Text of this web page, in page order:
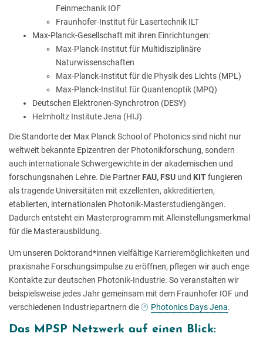
Feinmechanik IOF
Fraunhofer-Institut für Lasertechnik ILT
Max-Planck-Gesellschaft mit ihren Einrichtungen:
Max-Planck-Institut für Multidisziplinäre
Naturwissenschaften
Max-Planck-Institut für die Physik des Lichts (MPL)
Max-Planck-Institut für Quantenoptik (MPQ)
Deutschen Elektronen-Synchrotron (DESY)
Helmholtz Institute Jena (HIJ)
Die Standorte der Max Planck School of Photonics sind nicht nur
weltweit bekannte Epizentren der Photonikforschung, sondern
auch internationale Schwergewichte in der akademischen und
forschungsnahen Lehre. Die Partner FAU, FSU und KITfungieren
als tragende Universitäten mit exzellenten, akkreditierten,
etablierten, internationalen Photonik-Masterstudiengängen.
Dadurch entsteht ein Masterprogramm mit Alleinstellungsmerkmal
für die Masterausbildung.
Um unseren Doktorand*innen vielfältige Karrieremöglichkeiten und
praxisnahe Forschungsimpulse zu eröffnen, pflegen wir auch enge
Kontakte zur deutschen Photonik-Industrie. So veranstalten wir
beispielsweise jedes Jahr gemeinsam mit dem Fraunhofer IOF und
verschiedenen Industriepartnern die
Photonics Days Jena.
Das MPSP Netzwerk auf einen Blick: